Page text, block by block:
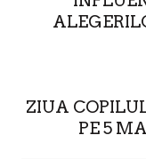
ZIUA
PE 5